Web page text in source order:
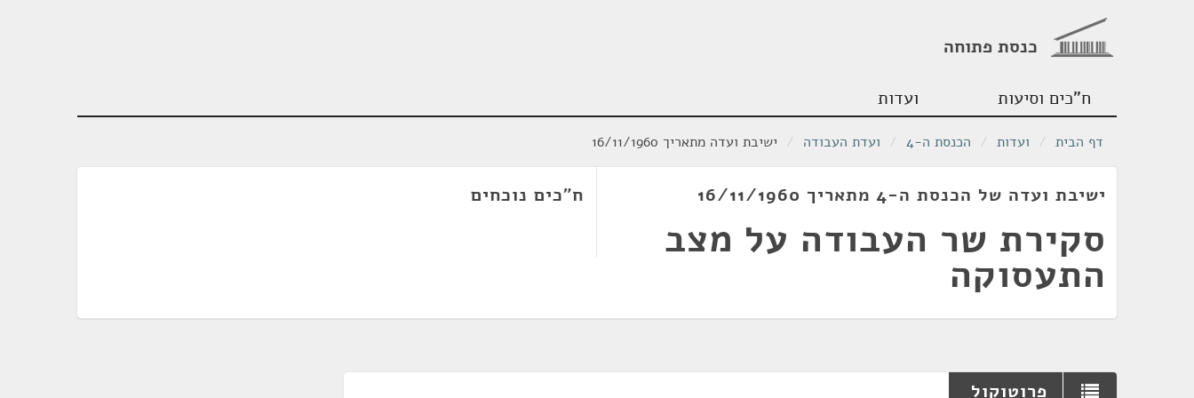
כנסת פתוחה
ח"כים וסיעות ועדות
דף הבית / ועדות / הכנסת ה-4 / ועדת העבודה / ישיבת ועדה מתאריך 16/11/1960
ישיבת ועדה של הכנסת ה-4 מתאריך 16/11/1960
סקירת שר העבודה על מצב
התעסוקה
ח"כים נוכחים
פרוטוקול